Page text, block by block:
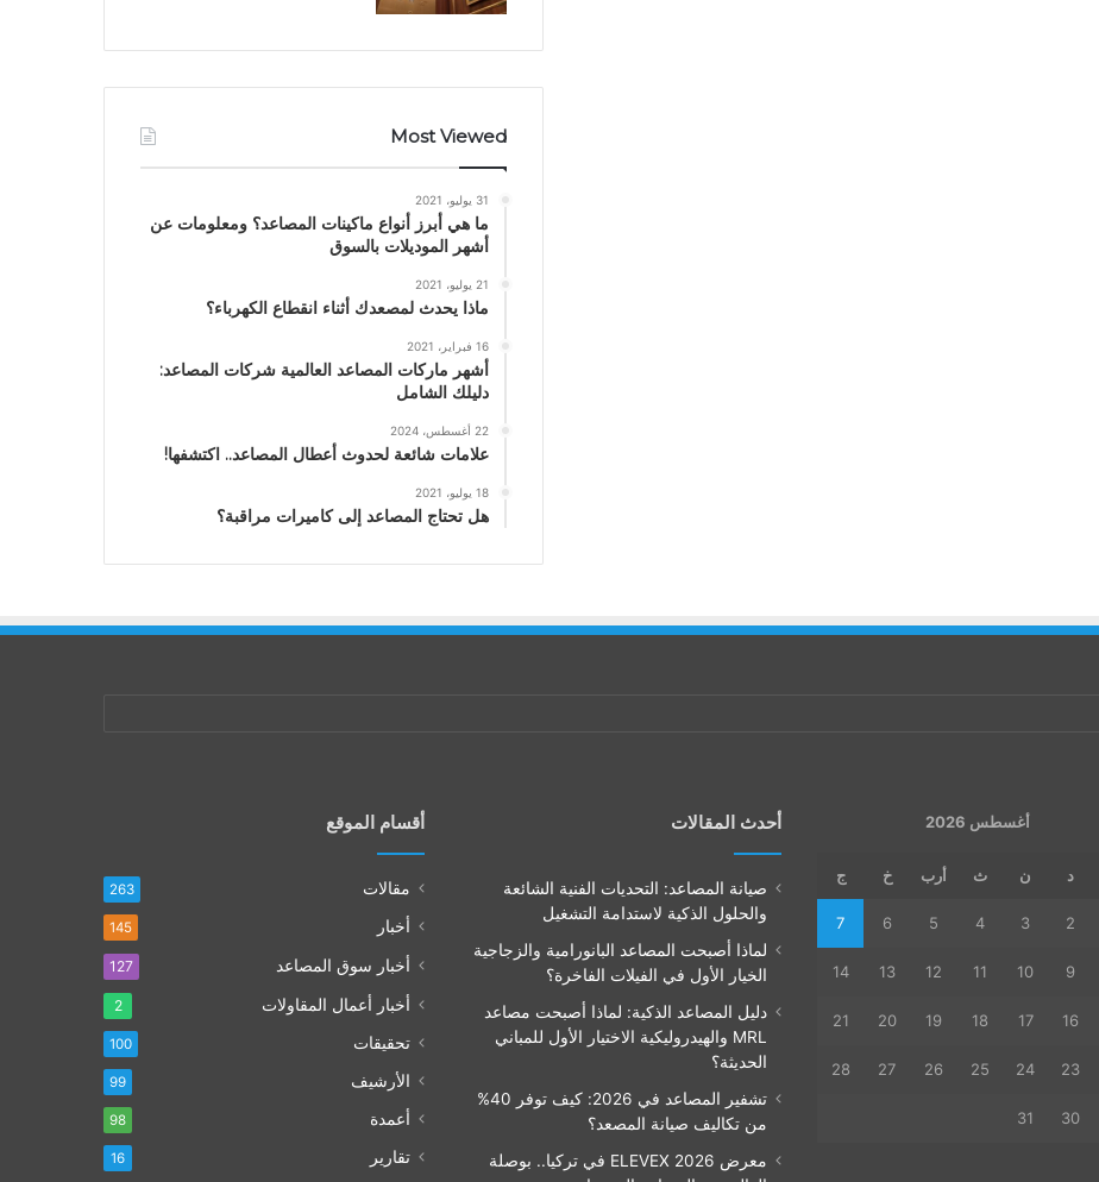
Most Viewed
31 يوليو، 2021
ما هي أبرز أنواع ماكينات المصاعد؟ ومعلومات عن
أشهر الموديلات بالسوق
21 يوليو، 2021
ماذا يحدث لمصعدك أثناء انقطاع الكهرباء؟
16 فبراير، 2021
أشهر ماركات المصاعد العالمية شركات المصاعد:
دليلك الشامل
22 أغسطس، 2024
علامات شائعة لحدوث أعطال المصاعد.. اكتشفها!
18 يوليو، 2021
هل تحتاج المصاعد إلى كاميرات مراقبة؟
أغسطس 2026
د ن ث أرب خ ج
2
3
4
5
6
7
9
10
11
12
13
14
16
17
18
19
20
21
23
24
25
26
27
28
30
31
أحدث المقالات
صيانة المصاعد: التحديات الفنية الشائعة
والحلول الذكية لاستدامة التشغيل
لماذا أصبحت المصاعد البانورامية والزجاجية
الخيار الأول في الفيلات الفاخرة؟
دليل المصاعد الذكية: لماذا أصبحت مصاعد
MRL والهيدروليكية الاختيار الأول للمباني
الحديثة؟
تشفير المصاعد في 2026: كيف توفر 40%
من تكاليف صيانة المصعد؟
معرض ELEVEX 2026 في تركيا.. بوصلة
أقسام الموقع
مقالات 263
أخبار 145
أخبار سوق المصاعد 127
أخبار أعمال المقاولات 2
تحقيقات 100
الأرشيف 99
أعمدة 98
تقارير 16